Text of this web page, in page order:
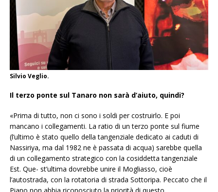
Silvio Veglio.
Il terzo ponte sul Tanaro non sarà d’aiuto, quindi?
«Prima di tutto, non ci sono i soldi per costruirlo. E poi
mancano i collegamenti. La ratio di un terzo ponte sul fiume
(l’ultimo è stato quello della tangenziale dedicato ai caduti di
Nassiriya, ma dal 1982 ne è passata di acqua) sarebbe quella
di un collegamento strategico con la cosiddetta tangenziale
Est. Que- st’ultima dovrebbe unire il Mogliasso, cioè
l’autostrada, con la rotatoria di strada Sottoripa. Peccato che il